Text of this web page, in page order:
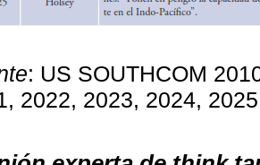
: US SOUTHCOM
2022, 2023, 2024,